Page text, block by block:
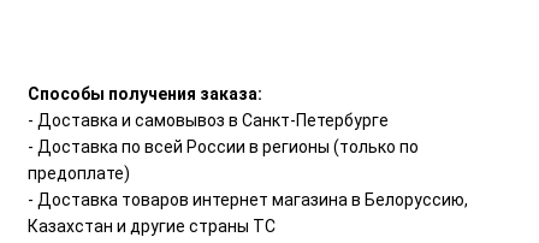
Способы получения заказа:
- Доставка и самовывоз в Санкт-Петербурге
- Доставка по всей России в регионы (только по
предоплате)
- Доставка товаров интернет магазина в Белоруссию,
Казахстан и другие страны ТС